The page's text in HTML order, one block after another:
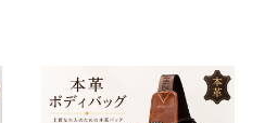
e 339152_ee